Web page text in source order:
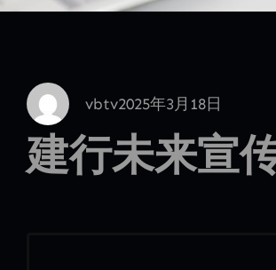
vbtv2025年3月18日
建行未来宣